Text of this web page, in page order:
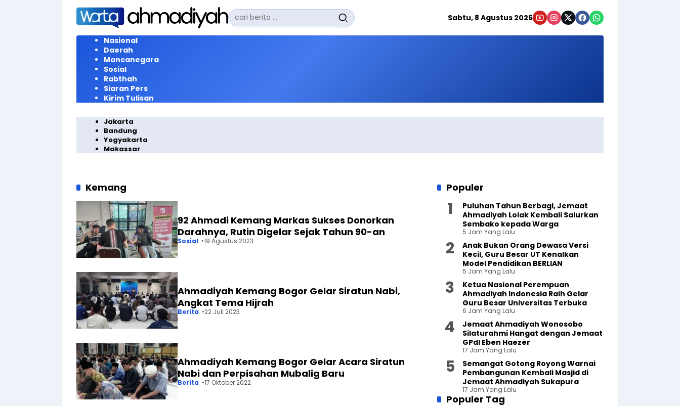
Langsung
konten
Pencarian
untuk:
Sabtu, 8 Agustus 2026
Nasional
Daerah
Mancanegara
Sosial
Rabthah
Siaran Pers
Kirim Tulisan
Jakarta
Bandung
Yogyakarta
Makassar
Kemang
92 Ahmadi Kemang Markas Sukses Donorkan
Darahnya, Rutin Digelar Sejak Tahun 90-an
Sosial 19 Agustus 2023
Ahmadiyah Kemang Bogor Gelar Siratun Nabi,
Angkat Tema Hijrah
Berita 22 Juli 2023
Ahmadiyah Kemang Bogor Gelar Acara Siratun
Nabi dan Perpisahan Mubalig Baru
Berita 17 Oktober 2022
Populer
Puluhan Tahun Berbagi, Jemaat
Ahmadiyah Lolak Kembali Salurkan
Sembako kepada Warga
5 Jam Yang Lalu
Anak Bukan Orang Dewasa Versi
Kecil, Guru Besar UT Kenalkan
Model Pendidikan BERLIAN
5 Jam Yang Lalu
Ketua Nasional Perempuan
Ahmadiyah Indonesia Raih Gelar
Guru Besar Universitas Terbuka
6 Jam Yang Lalu
Jemaat Ahmadiyah Wonosobo
Silaturahmi Hangat dengan Jemaat
GPdI Eben Haezer
17 Jam Yang Lalu
Semangat Gotong Royong Warnai
Pembangunan Kembali Masjid di
Jemaat Ahmadiyah Sukapura
17 Jam Yang Lalu
Populer Tag